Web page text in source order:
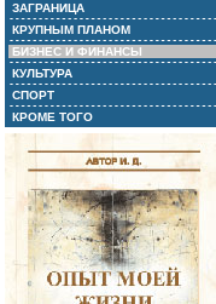
ЗАГРАНИЦА
КРУПНЫМ ПЛАНОМ
БИЗНЕС И ФИНАНСЫ
КУЛЬТУРА
СПОРТ
КРОМЕ ТОГО